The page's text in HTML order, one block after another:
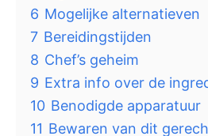
6 Mogelijke alternatieven
7 Bereidingstijden
8 Chef’s geheim
9 Extra info over de
10 Benodigde apparatuur
11 Bewaren van dit